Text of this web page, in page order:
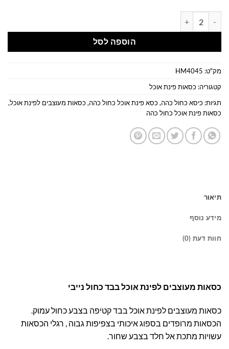
הוספה לסל
מק"ט: HM4045
קטגוריה: כסאות פינת אוכל
תגיות: כיסא כחול כהה, כסא פינת אוכל כחול כהה, כסאות מעוצבים לפינת אוכל,
כסאות פינת אוכל כחול כהה
תיאור
מידע נוסף
חוות דעת (0)
כסאות מעוצבים לפינת אוכל בבד כחול נייבי
כסאות מעוצבים לפינת אוכל בבד קטיפה בצבע כחול עמוק.
הכסאות מרופדים בספוג איכותי בצפיפות גבוה , רגלי הכסאות
עשויות מתכת אל חלד בצבע שחור.